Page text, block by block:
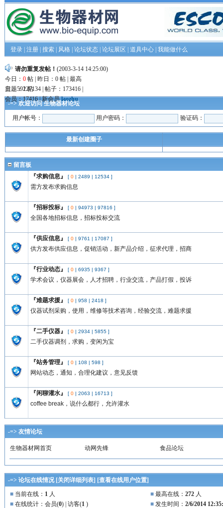
登录| 注册| 搜索| 风格| 论坛状态| 论坛展区 道具中心| 我能做什么
请勿重复发帖！ (2003-3-14 14:25:00)
今日： 0帖 | 昨日：0 帖 | 最高
日：592 帖
主题：127134 | 帖子：173416 |
会员：17416 | 新会员laozhu
-=> 欢迎访问 生物器材论坛
用户帐号： 用户密码： 验证码：
最新创建圈子
留言板
『求购信息』
[ 0 | 2489 | 12534]
需方发布求购信息
『招标投标』 [ 0 | 94973 | 97816 ]
全国各地招标信息，招标投标交流
『供应信息』 [ 0 | 9761 | 17087 ]
供方发布供应信息，促销活动，新产品介绍，征求代理，招商
『行业动态』 [ 0 | 6935 | 9367 ]
学术会议，仪器展会，人才招聘，行业交流，产品打假，投诉
『难题求援』 [ 0 | 958 | 2418 ]
仪器试剂采购，使用，维修等技术咨询，经验交流，难题求援
『二手仪器』 [ 0 | 2934 | 5855]
二手仪器调剂，求购，变闲为宝
『站务管理』 [ 0 | 108 | 598 ]
网站动态，通知，合理化建议，意见反馈
『闲聊灌水』 [ 0 | 2063 | 16713 ]
coffee break，说什么都行，允许灌水
-=> 友情论坛
生物器材网首页 动网先锋 食品论坛
-=> 论坛在线情况 [关闭详细列表] [查看在线用户位置]
■当前在线： 1 人
■在线统计：会员(0) | 访客(1 )
■最高在线： 272人
■发生时间： 2/6/2014